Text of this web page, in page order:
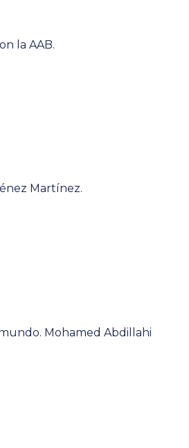
la AAB.
Martínez.
Mohamed Abdillahi